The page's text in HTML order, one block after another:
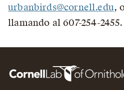
urbanbirds@cornell.edu,
llamando al 607-254-2455.